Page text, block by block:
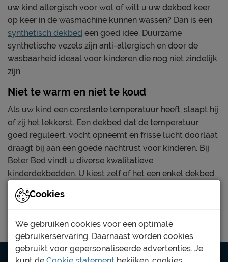
uw kind allergisch voor wol of wilt u uw dekbed keer
op keer in de wasmachine kunnen wassen? Dan is een
synthetisch dekbed een goed idee. Duurzame
synthetische vezels zijn anti-allergisch en door de
wasbaarheid ideaal voor kinderen die nog niet zindelijk
zijn.
Niet te warm en niet te koud
Als uw kind een constante temperatuur heeft, slaapt hij
of zij het lekkerst. Een dekbed dat de temperatuur
goed reguleert, vocht opneemt en frisse lucht doorlaat
draagt bij aan een goede nachtrust voor kinderen. Bij
Beter Bed vindt u diverse kwalitatieve
kinderdekbedden. U kiest zelf of het een enkel dekbed
of een
Cookies
We gebruiken cookies voor een optimale
gebruikerservaring. Daarnaast worden cookies
gebruikt voor gepersonaliseerde advertenties. Je